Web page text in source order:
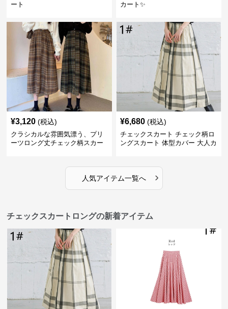
ート
カート✨
¥3,120 (税込)
クラシカルな雰囲気漂う、プリ
ーツロング丈チェック柄スカー
¥6,680 (税込)
チェックスカート チェック柄ロ
ングスカート 体型カバー 大人カ
人気アイテム一覧へ ›
チェックスカートロングの新着アイテム